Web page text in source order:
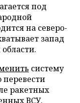
под
на северо-
запад
систему
ракетных
ВСУ.